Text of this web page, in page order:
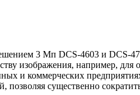
3 Мп DCS-4603 и DCS-
изображения, например, для
и коммерческих
существенно